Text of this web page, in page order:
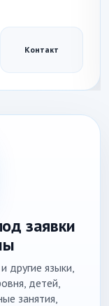
Контакт
заявки
другие языки,
детей,
занятия,